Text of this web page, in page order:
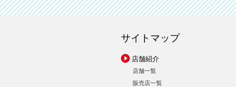
サイトマップ
店舗紹介
店舗一覧
販売店一覧